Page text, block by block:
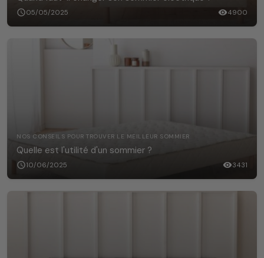
schedule05/05/2025 visibility4900
NOS CONSEILS POUR TROUVER LE MEILLEUR SOMMIER
Quelle est l'utilité d'un sommier ?
schedule10/06/2025 visibility3431